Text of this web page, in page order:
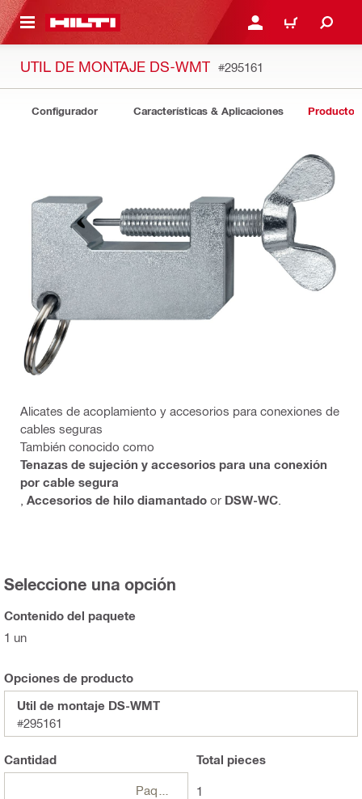
PRINCIPAL INICIE SESIÓN O
CARRITO
UTIL DE MONTAJE DS-WMT #295161
Configurador Características & Aplicaciones
Alicates de acoplamiento y accesorios para conexiones de
cables seguras
También conocido como
Tenazas de sujeción y accesorios para una conexión
por cable segura
Accesorios de hilo diamantado or DSW-WC
Seleccione una opción
Contenido del paquete
1 un
Opciones de producto
Util de montaje DS-WMT
#295161
Cantidad Total pieces
1